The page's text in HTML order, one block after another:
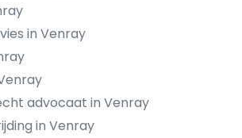
in Venray
advocaat in Venray
in Venray